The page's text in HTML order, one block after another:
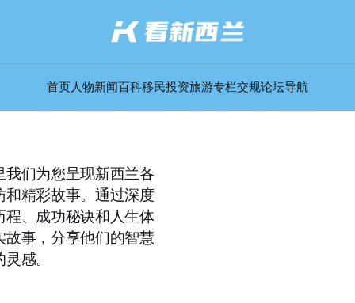
首页人物新闻百科移民投资旅游专栏交规论坛导航
们为您呈现新西兰各
精彩故事。通过深度
、成功秘诀和人生体
事，分享他们的智慧
感。